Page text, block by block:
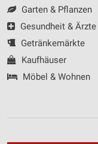
Garten & Pflanzen
Gesundheit & Ärzte
Getränkemärkte
Kaufhäuser
Möbel & Wohnen